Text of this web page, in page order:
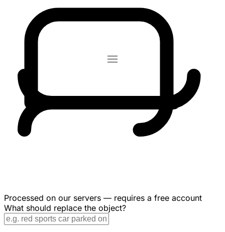
Processed on our servers — requires a free account
What should replace the object?